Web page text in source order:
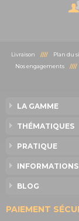
Livraison //// Plan du
Nos engagements////
LA GAMME
THÉMATIQUES
PRATIQUE
INFORMATIONS
BLOG
PAIEMENT